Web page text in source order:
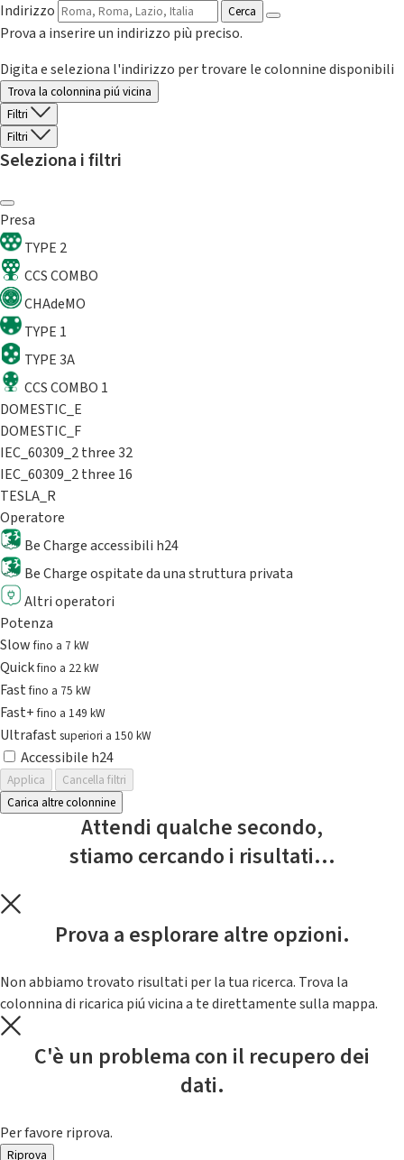
Indirizzo
Cerca
Prova a inserire un indirizzo più preciso.
Digita e seleziona l'indirizzo per trovare le colonnine disponibili
Trova la colonnina piú vicina
Filtri
Filtri
Seleziona i filtri
Presa
TYPE 2
CCS COMBO
CHAdeMO
TYPE 1
TYPE 3A
CCS COMBO 1
DOMESTIC_E
DOMESTIC_F
IEC_60309_2 three 32
IEC_60309_2 three 16
TESLA_R
Operatore
Be Charge accessibili h24
Be Charge ospitate da una struttura privata
Altri operatori
Potenza
Slowfino a 7 kW
Quickfino a 22 kW
Fastfino a 75 kW
Fast+fino a 149 kW
Ultrafast superiori a 150 kW
Accessibile h24
Applica
Cancella filtri
Carica altre colonnine
Attendi qualche secondo,
stiamo cercando i risultati...
Prova a esplorare altre opzioni.
Non abbiamo trovato risultati per la tua ricerca. Trova la
colonnina di ricarica piú vicina a te direttamente sulla mappa.
C'è un problema con il recupero dei
dati.
Per favore riprova.
Riprova